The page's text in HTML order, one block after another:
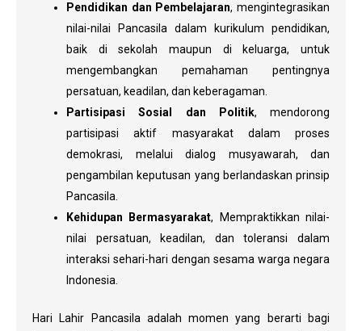
Pendidikan dan Pembelajaran, mengintegrasikan
nilai-nilai Pancasila dalam kurikulum pendidikan,
baik di sekolah maupun di keluarga, untuk
mengembangkan pemahaman pentingnya
persatuan, keadilan, dan keberagaman.
Partisipasi Sosial dan Politik, mendorong
partisipasi aktif masyarakat dalam proses
demokrasi, melalui dialog musyawarah, dan
pengambilan keputusan yang berlandaskan prinsip
Pancasila.
Kehidupan Bermasyarakat, Mempraktikkan nilai-
nilai persatuan, keadilan, dan toleransi dalam
interaksi sehari-hari dengan sesama warga negara
Indonesia.
Hari Lahir Pancasila adalah momen yang berarti bagi